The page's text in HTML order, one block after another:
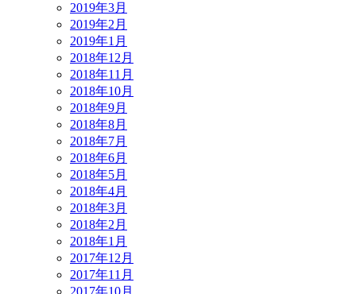
2019年3月
2019年2月
2019年1月
2018年12月
2018年11月
2018年10月
2018年9月
2018年8月
2018年7月
2018年6月
2018年5月
2018年4月
2018年3月
2018年2月
2018年1月
2017年12月
2017年11月